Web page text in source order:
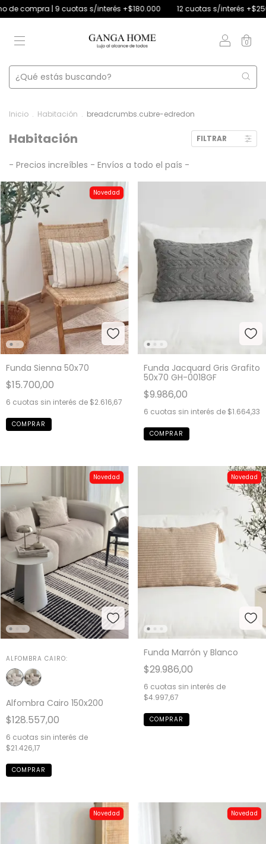
interés +$180.000 12 cuotas s/interés +$250.000 | 4 cuotas s/
0
Inicio . Habitación . breadcrumbs.cubre-edredon
Habitación FILTRAR
- Precios increíbles - Envíos a todo el país -
Novedad
Funda Sienna 50x70
$15.700,00
6 cuotas sin interés de $2.616,67
Funda Jacquard Gris Grafito
50x70 GH-0018GF
$9.986,00
6 cuotas sin interés de $1.664,33
Novedad
ALFOMBRA CAIRO:
Alfombra Cairo 150x200
$128.557,00
6 cuotas sin interés de
$21.426,17
Novedad
Funda Marrón y Blanco
$29.986,00
6 cuotas sin interés de
$4.997,67
Novedad Novedad